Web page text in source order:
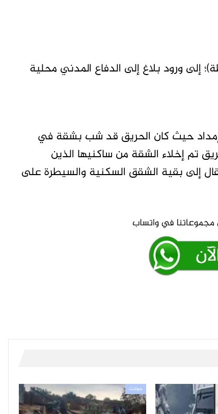
ورود بلاغ إلى الدفاع المدني محلية
2 عربة اطفاء وتنكر إمداد حيث كان الحريق قد شب بشقة في
تم إخلاء الشقة من ساكنيها الذين
إلى بقية الشقق السكنية والسيطرة على
حوادث